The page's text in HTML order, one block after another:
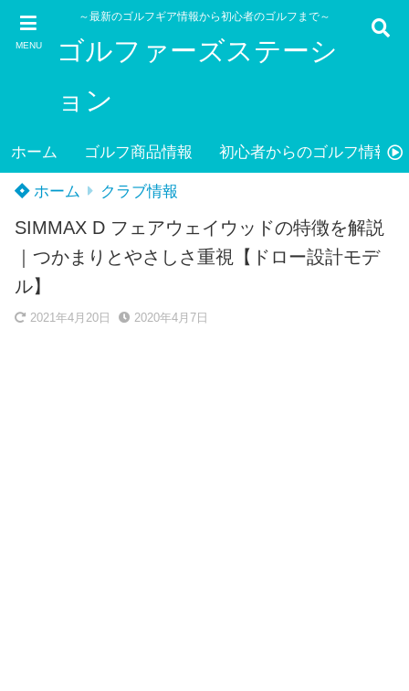
MENU
～最新のゴルフギア情報から初心者のゴルフまで～
ゴルファーズステーシ
ョン
ホーム ゴルフ商品情報 初心者からのゴルフ情報
ホーム クラブ情報
SIMMAX D フェアウェイウッドの特徴を解説
｜つかまりとやさしさ重視【ドロー設計モデ
ル】
2021年4月20日 2020年4月7日